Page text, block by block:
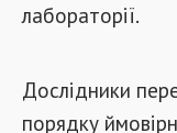
лабораторії.
Дослідники
порядку